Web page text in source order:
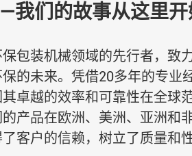
我们的故事从这里开
包装机械领域的先行者，致
的未来。凭借20多年的专业
卓越的效率和可靠性在全球
产品在欧洲、美洲、亚洲和
客户的信赖，树立了质量和